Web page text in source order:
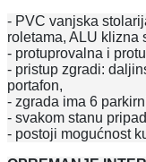
- PVC vanjska
roletama, ALU klizna
- protuprovalna i
- pristup zgradi:
portafon,
- zgrada ima 6
- svakom stanu
- postoji mogućnost